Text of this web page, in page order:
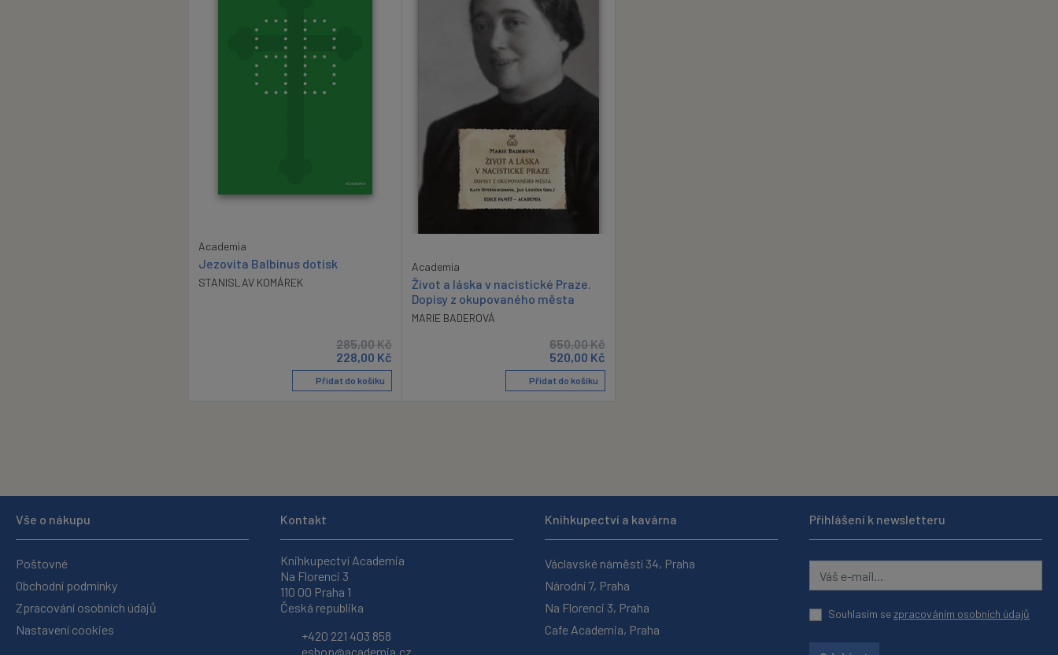
Academia
Jezovita Balbinus dotisk
STANISLAV KOMÁREK
285,00Kč
228,00 Kč
Přidat do košíku
Academia
Život a láska v nacistické Praze.
Dopisy z okupovaného města
MARIE BADEROVÁ
650,00Kč
520,00 Kč
Přidat do košíku
Vše o nákupu
Poštovné
Obchodní podmínky
Zpracování osobních údajů
Nastavení cookies
Kontakt
Knihkupectví Academia
Na Florenci 3
110 00 Praha 1
Česká republika
+420 221 403 858
eshop@academia.cz
Knihkupectví a kavárna
Václavské náměstí 34, Praha
Národní 7, Praha
Na Florenci 3, Praha
Cafe Academia, Praha
Přihlášení k newsletteru
Souhlasím sezpracováním osobních údajů